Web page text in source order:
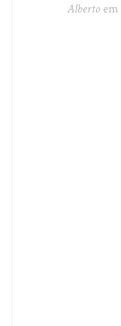
Albertoem